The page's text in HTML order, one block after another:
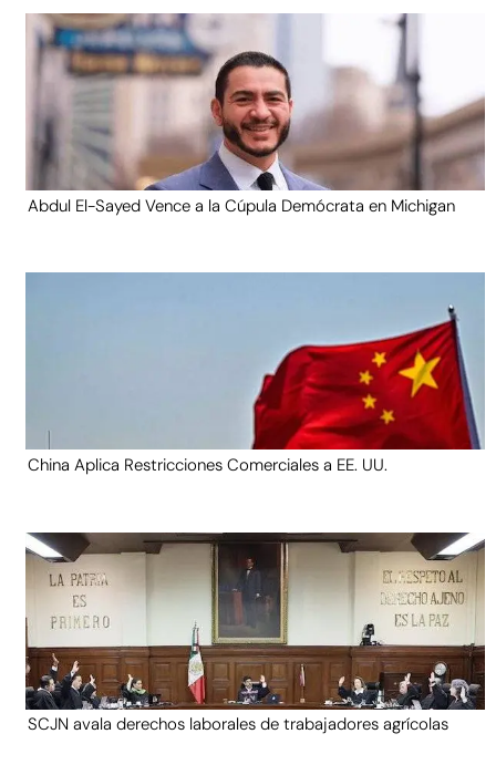
Abdul El-Sayed Vence a la Cúpula Demócrata en Michigan
China Aplica Restricciones Comerciales a EE. UU.
SCJN avala derechos laborales de trabajadores agrícolas